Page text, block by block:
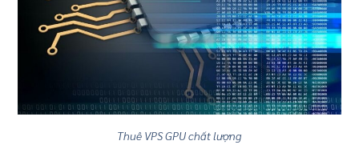
Thuê VPS GPU chất lượng